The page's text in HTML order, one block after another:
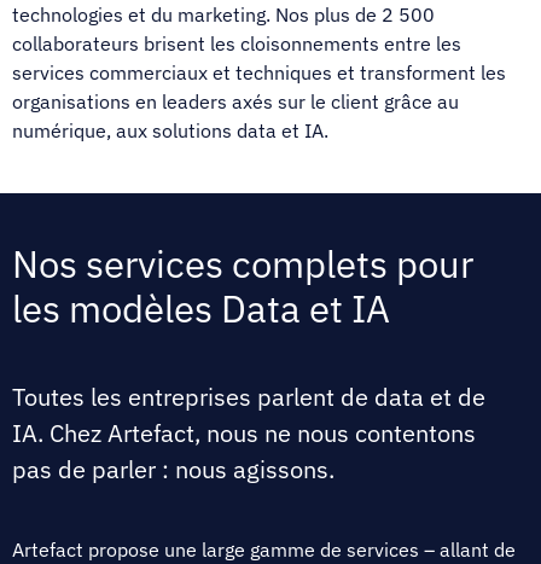
technologies et du marketing. Nos plus de 2 500
collaborateurs brisent les cloisonnements entre les
services commerciaux et techniques et transforment les
organisations en leaders axés sur le client grâce au
numérique, aux solutions data et IA.
Nos services complets pour
les modèles Data et IA
Toutes les entreprises parlent de data et de
IA. Chez Artefact, nous ne nous contentons
pas de parler : nous agissons.
Artefact propose une large gamme de services – allant de